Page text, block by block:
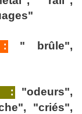
" brûle",
:
"odeurs",
"criés",